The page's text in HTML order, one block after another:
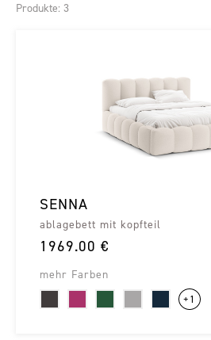
Produkte: 3
SENNA
ablagebett mit kopfteil
1969.00 €
mehr Farben
+1